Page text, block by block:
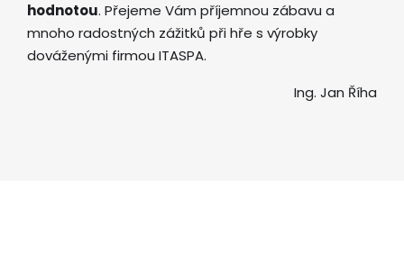
hodnotou. Přejeme Vám příjemnou zábavu a
mnoho radostných zážitků při hře s výrobky
dováženými firmou ITASPA.
Ing. Jan Říha